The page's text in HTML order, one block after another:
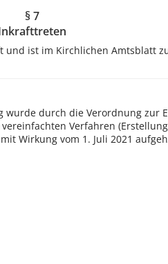
§ 7
und ist im Kirchlichen Amtsblatt
wurde durch die Verordnung zur
Verfahren
Wirkung vom 1. Juli 2021